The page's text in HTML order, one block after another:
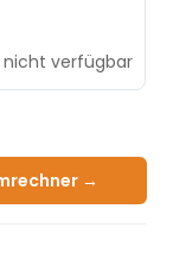
nicht verfügbar
→